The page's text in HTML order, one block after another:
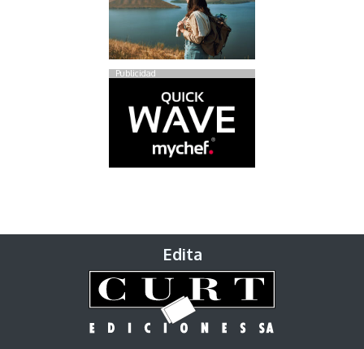
Publicidad
Edita